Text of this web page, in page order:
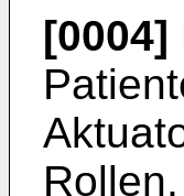
[0004]